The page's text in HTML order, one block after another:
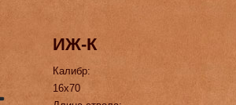
ИЖ-К
Калибр:
16х70